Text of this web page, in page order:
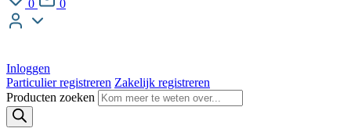
0 0
Inloggen
Particulier registreren Zakelijk registreren
Producten zoeken